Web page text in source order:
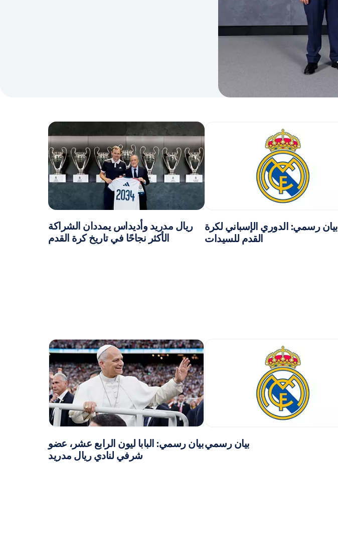
بيان رسمي: الدوري الإسباني لكرة
القدم للسيدات
ريال مدريد وأديداس يمددان الشراكة
الأكثر نجاحًا في تاريخ كرة القدم
بيان رسميبيان رسمي: البابا ليون الرابع عشر، عضو
شرفي لنادي ريال مدريد